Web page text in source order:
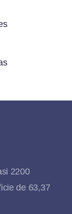
2200
de 63,37